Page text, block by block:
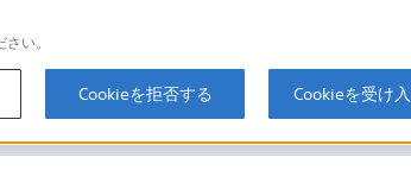
イド・お問
内はこちら
海外仕様製品
オーバーシー
い。
Cookieを拒否する Cookieを受け